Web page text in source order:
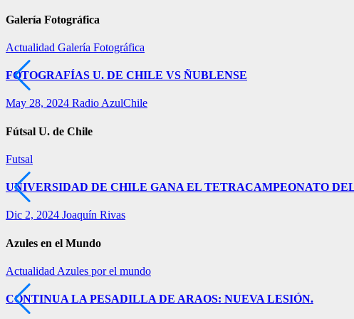
Galería Fotográfica
Actualidad Galería Fotográfica
FOTOGRAFÍAS U. DE CHILE VS ÑUBLENSE
May 28, 2024 Radio AzulChile
Fútsal U. de Chile
Futsal
UNIVERSIDAD DE CHILE GANA EL TETRACAMPEONATO
Dic 2, 2024 Joaquín Rivas
Azules en el Mundo
Actualidad Azules por el mundo
CONTINUA LA PESADILLA DE ARAOS: NUEVA LESIÓN.